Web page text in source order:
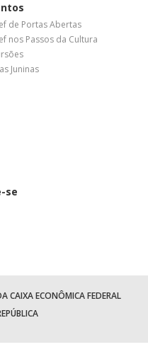
de Portas Abertas
nos Passos da Cultura
Juninas
se
CAIXA ECONÔMICA FEDERAL